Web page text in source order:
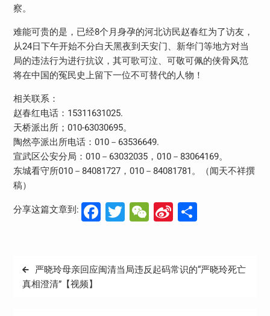
察。
难能可贵的是，已经8个月身孕的河北访民赵春红为了访友，
从24日下午开始不分白天黑夜到天安门、新华门等地方对当
局的违法行为进行抗议，其可歌可泣、可敬可佩的侠骨风范
将在中国的冤民史上留下一位不可替代的人物！
相关联系：
赵春红电话：15311631025.
天桥派出所；010-63030695。
陶然亭派出所电话：010－63536649.
宣武区公安分局：010－63032035，010－83064169。
东城看守所010－84081727，010－84081781。（闻天不祥撰
稿）
分享这篇文章到: Facebook
Twitter
WeChat
Sina分
文
章
严晓玲母亲回应闽清当局违反起码常识的“严晓玲死亡
真相澄清”【视频】